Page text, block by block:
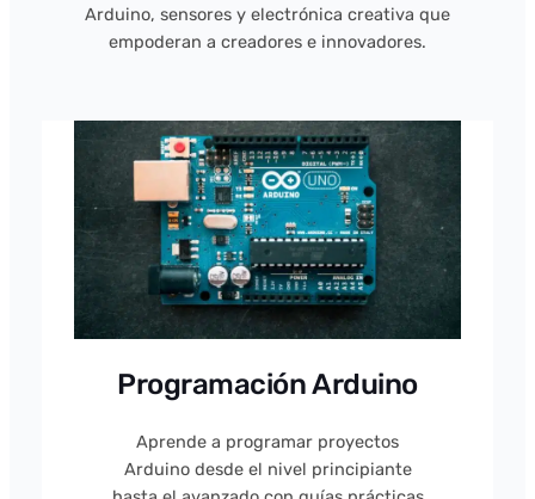
Arduino, sensores y electrónica creativa que
empoderan a creadores e innovadores.
Programación Arduino
Aprende a programar proyectos
Arduino desde el nivel principiante